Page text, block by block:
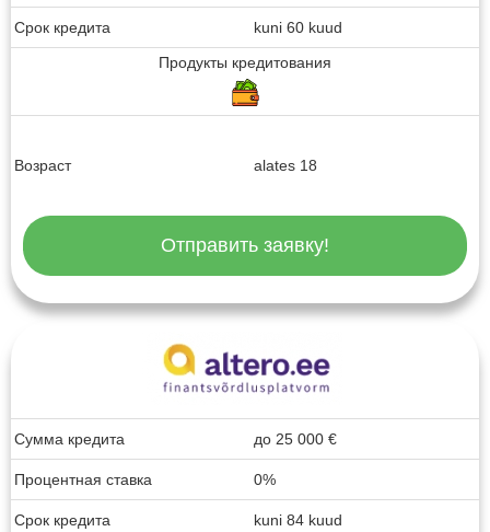
Срок кредита
kuni 60 kuud
Продукты кредитования
Возраст alates 18
Отправить заявку!
Сумма кредита до 25 000 €
Процентная ставка 0%
Срок кредита
kuni 84 kuud